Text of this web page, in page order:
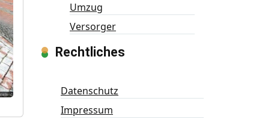
Umzug
Versorger
Rechtliches
Datenschutz
Impressum